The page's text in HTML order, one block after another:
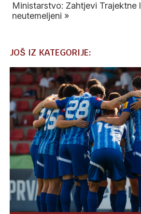
Ministarstvo: Zahtjevi Trajektne
neutemeljeni »
JOŠ IZ KATEGORIJE: